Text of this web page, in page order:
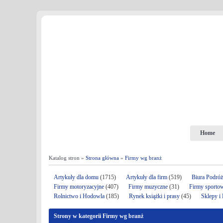
Home
Katalog stron » Strona główna » Firmy wg branż
Artykuły dla domu (1715) Artykuły dla firm (519)
Biura
Firmy motoryzacyjne (407) Firmy muzyczne (31)
Firmy
Rolnictwo i Hodowla (185) Rynek książki i prasy (45) Sklepy i
Strony w kategorii Firmy wg branż